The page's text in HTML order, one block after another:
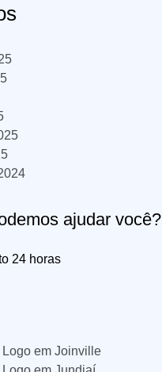
ajudar você?
24 horas
em Joinville